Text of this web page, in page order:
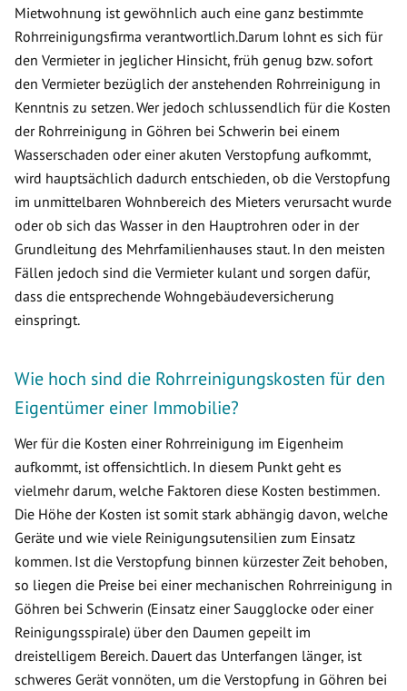
Mietwohnung ist gewöhnlich auch eine ganz bestimmte
Rohrreinigungsfirma verantwortlich.Darum lohnt es sich für
den Vermieter in jeglicher Hinsicht, früh genug bzw. sofort
den Vermieter bezüglich der anstehenden Rohrreinigung in
Kenntnis zu setzen. Wer jedoch schlussendlich für die Kosten
der Rohrreinigung in Göhren bei Schwerin bei einem
Wasserschaden oder einer akuten Verstopfung aufkommt,
wird hauptsächlich dadurch entschieden, ob die Verstopfung
im unmittelbaren Wohnbereich des Mieters verursacht wurde
oder ob sich das Wasser in den Hauptrohren oder in der
Grundleitung des Mehrfamilienhauses staut. In den meisten
Fällen jedoch sind die Vermieter kulant und sorgen dafür,
dass die entsprechende Wohngebäudeversicherung
einspringt.
Wie hoch sind die Rohrreinigungskosten für den
Eigentümer einer Immobilie?
Wer für die Kosten einer Rohrreinigung im Eigenheim
aufkommt, ist offensichtlich. In diesem Punkt geht es
vielmehr darum, welche Faktoren diese Kosten bestimmen.
Die Höhe der Kosten ist somit stark abhängig davon, welche
Geräte und wie viele Reinigungsutensilien zum Einsatz
kommen. Ist die Verstopfung binnen kürzester Zeit behoben,
so liegen die Preise bei einer mechanischen Rohrreinigung in
Göhren bei Schwerin (Einsatz einer Saugglocke oder einer
Reinigungsspirale) über den Daumen gepeilt im
dreistelligem Bereich. Dauert das Unterfangen länger, ist
schweres Gerät vonnöten, um die Verstopfung in Göhren bei